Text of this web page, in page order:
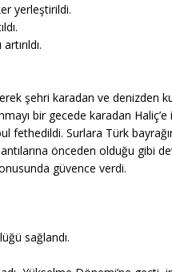
yerleştirildi.
şehri karadan ve denizden
bir gecede karadan
fethedildi. Surlara Türk
önceden olduğu gibi
güvence verdi.
sağlandı.